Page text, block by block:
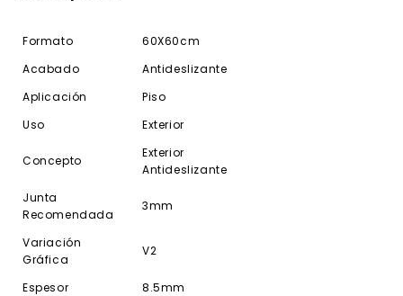
Formato
60X60cm
Acabado
Antideslizante
Aplicación
Piso
Uso
Exterior
Concepto
Exterior
Antideslizante
Junta
Recomendada
3mm
Variación
Gráfica
V2
Espesor
8.5mm